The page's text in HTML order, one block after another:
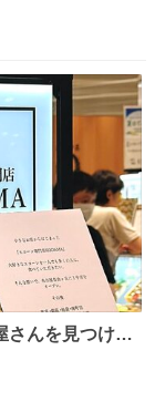
さんを見つけて
コーンなんて